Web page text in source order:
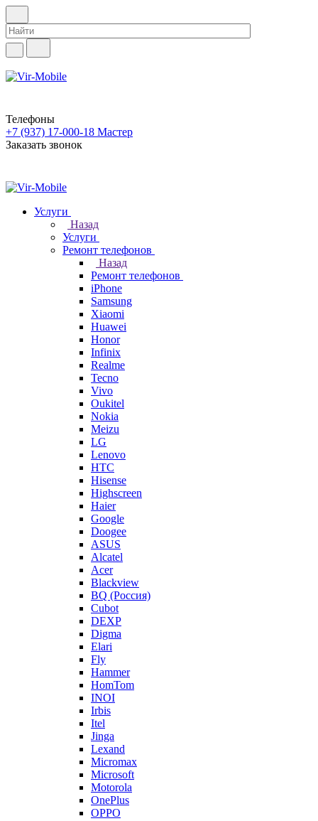
Телефоны
+7 (937) 17-000-18 Мастер
Заказать звонок
Услуги
Назад
Услуги
Ремонт телефонов
Назад
Ремонт телефонов
iPhone
Samsung
Xiaomi
Huawei
Honor
Infinix
Realme
Tecno
Vivo
Oukitel
Nokia
Meizu
LG
Lenovo
HTC
Hisense
Highscreen
Haier
Google
Doogee
ASUS
Alcatel
Acer
Blackview
BQ (Россия)
Cubot
DEXP
Digma
Elari
Fly
Hammer
HomTom
INOI
Irbis
Itel
Jinga
Lexand
Micromax
Microsoft
Motorola
OnePlus
OPPO